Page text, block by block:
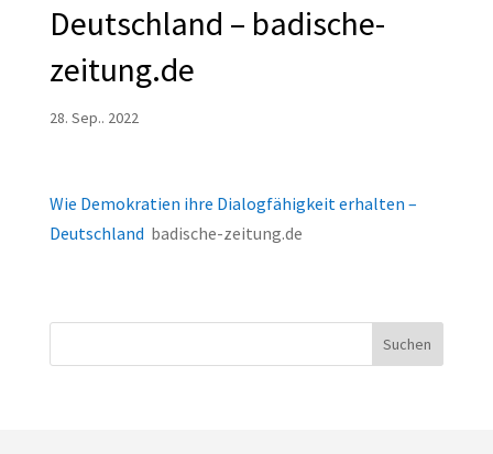
Deutschland – badische-
zeitung.de
28. Sep.. 2022
Wie Demokratien ihre Dialogfähigkeit erhalten –
Deutschland badische-zeitung.de
Suchen